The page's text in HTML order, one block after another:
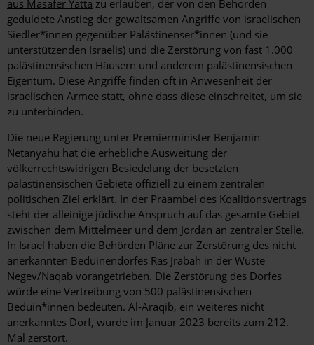
aus Masafer Yatta zu erlauben, der von den Behörden
geduldete Anstieg der gewaltsamen Angriffe von israelischen
Siedler*innen gegenüber Palästinenser*innen (und sie
unterstützenden Israelis) und die Zerstörung von fast 1.000
palästinensischen Häusern und anderem palästinensischen
Eigentum. Diese Angriffe finden oft in Anwesenheit der
israelischen Armee statt, ohne dass diese einschreitet, um sie
zu unterbinden.
Die neue Regierung unter Premierminister Benjamin
Netanyahu hat die erhebliche Ausweitung der
völkerrechtswidrigen Besiedelung der besetzten
palästinensischen Gebiete offiziell zu einem zentralen
politischen Ziel erklärt. In der Präambel des Koalitionsvertrags
steht der alleinige jüdische Anspruch auf das gesamte Gebiet
zwischen dem Mittelmeer und dem Jordan an zentraler Stelle.
In Israel haben die Behörden Pläne zur Zerstörung des nicht
anerkannten Beduinendorfes Ras Jrabah in der Wüste
Negev/Naqab vorangetrieben. Die Zerstörung des Dorfes
würde eine Vertreibung von 500 palästinensischen
Beduin*innen bedeuten. Al-Araqib, ein weiteres nicht
anerkanntes Dorf, wurde im Januar 2023 bereits zum 212.
Mal zerstört.